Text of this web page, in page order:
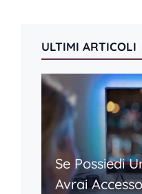
ULTIMI ARTICOLI
Se Possiedi
Avrai